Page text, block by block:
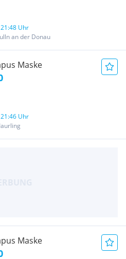
Uhr
an der Donau
Maske
Uhr
Maske